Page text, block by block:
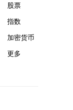
股票
指数
加密货币
更多